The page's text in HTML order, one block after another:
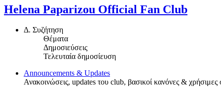
Helena Paparizou Official Fan Club
Δ. Συζήτηση
Θέματα
Δημοσιεύσεις
Τελευταία δημοσίευση
Announcements & Updates
Ανακοινώσεις, updates του club, βασικοί κανόνες &